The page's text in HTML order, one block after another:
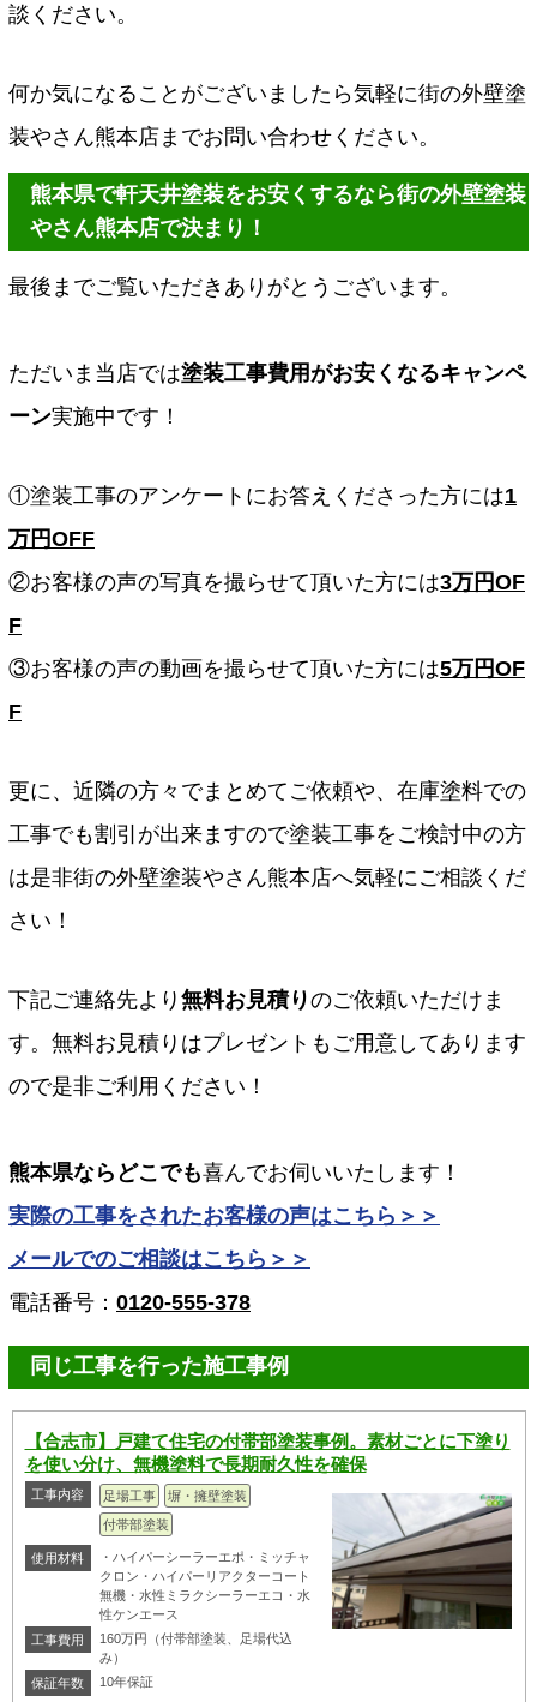
談ください。
何か気になることがございましたら気軽に街の外壁塗
装やさん熊本店までお問い合わせください。
熊本県で軒天井塗装をお安くするなら街の外壁塗装
やさん熊本店で決まり！
最後までご覧いただきありがとうございます。
ただいま当店では塗装工事費用がお安くなるキャンペ
ーン実施中です！
①塗装工事のアンケートにお答えくださった方には1
万円OFF
②お客様の声の写真を撮らせて頂いた方には3万円OF
F
③お客様の声の動画を撮らせて頂いた方には5万円OF
F
更に、近隣の方々でまとめてご依頼や、在庫塗料での
工事でも割引が出来ますので塗装工事をご検討中の方
は是非街の外壁塗装やさん熊本店へ気軽にご相談くだ
さい！
下記ご連絡先より 無料お見積りのご依頼いただけま
す。無料お見積りはプレゼントもご用意してあります
ので是非ご利用ください！
熊本県ならどこでも喜んでお伺いいたします！
実際の工事をされたお客様の声はこちら＞＞
メールでのご相談はこちら＞＞
電話番号： 0120-555-378
同じ工事を行った施工事例
【合志市】戸建て住宅の付帯部塗装事例。素材ごとに下塗り
を使い分け、無機塗料で長期耐久性を確保
工事内容 足場工事
塀・擁壁塗装
付帯部塗装
使用材料
・ハイパーシーラーエポ・ミッチャ
クロン・ハイパーリアクターコート
無機・水性ミラクシーラーエコ・水
性ケンエース
工事費用
160万円（付帯部塗装、足場代込
み）
保証年数
10年保証